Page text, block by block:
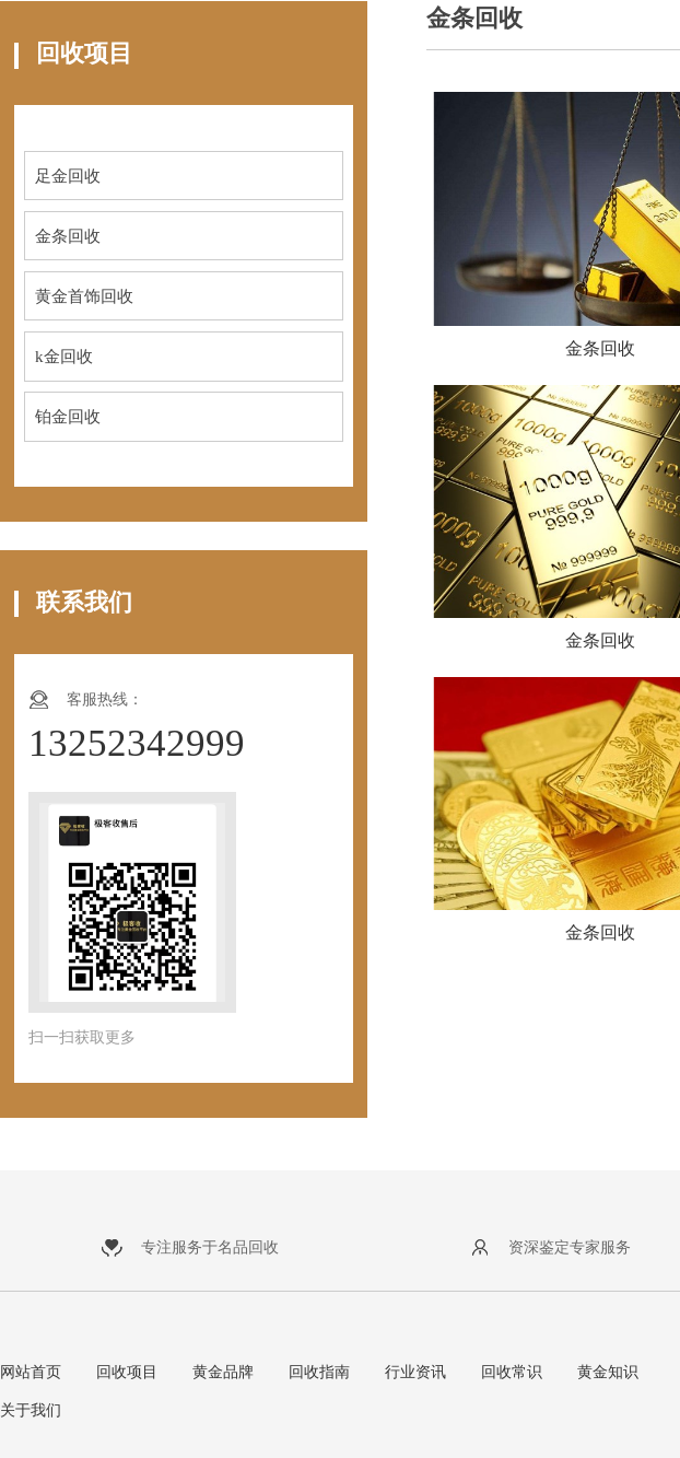
回收项目
足金回收
金条回收
黄金首饰回收
k金回收
铂金回收
联系我们
客服热线：
13252342999
扫一扫获取更多
金条回收
金条回收
金条回收
金条回收
专注服务于名品回收 资深鉴定专家服务
网站首页 回收项目 黄金品牌 回收指南 行业资讯 回收常识 黄金知识
关于我们